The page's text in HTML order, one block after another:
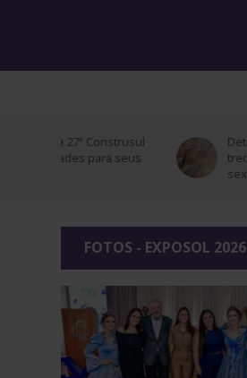
Detonação de rochas
trecho da BR-386 em
sexta-feira (7)
FOTOS - EXPOSOL 2026